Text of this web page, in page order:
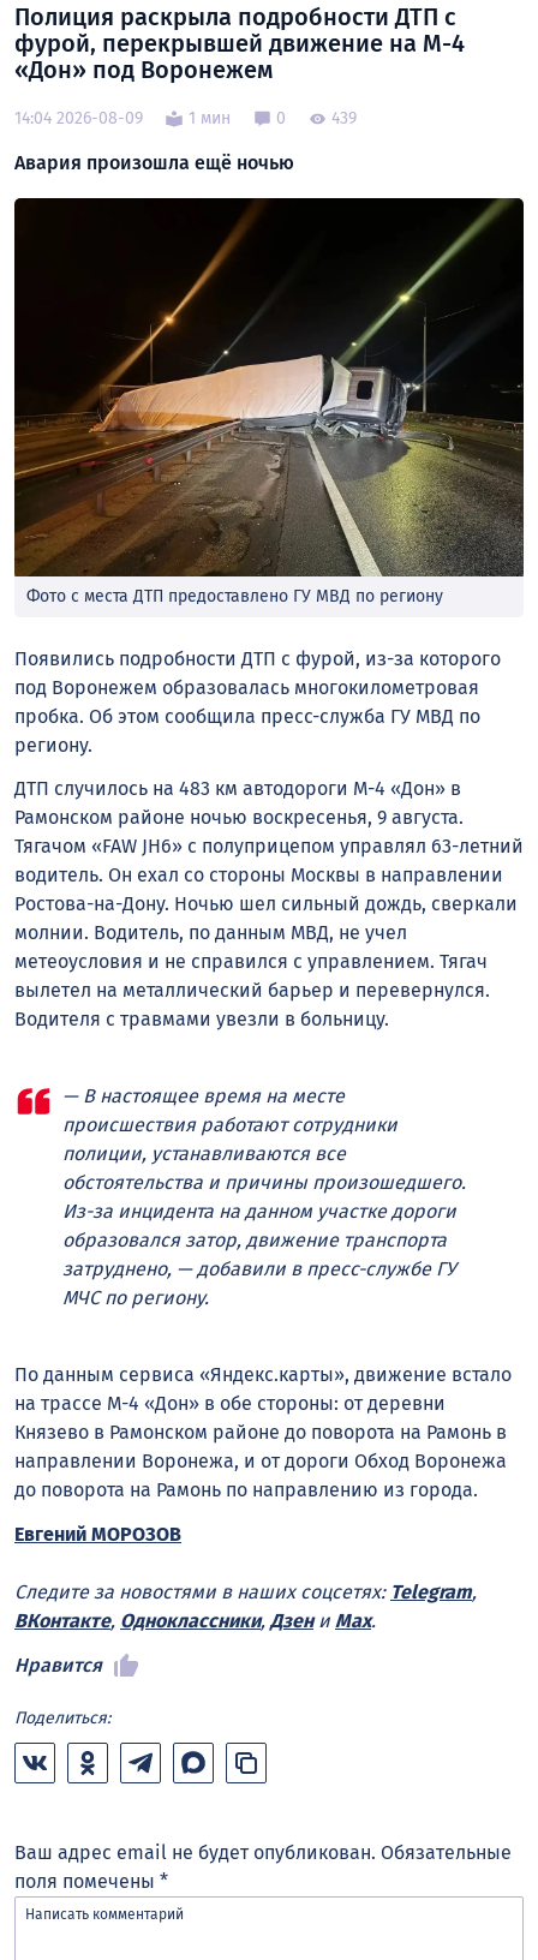
Полиция раскрыла подробности ДТП с
фурой, перекрывшей движение на М-4
«Дон» под Воронежем
14:04 2026-08-09 1 мин 0 439
Авария произошла ещё ночью
Фото с места ДТП предоставлено ГУ МВД по региону
Появились подробности ДТП с фурой, из-за которого
под Воронежем образовалась многокилометровая
пробка. Об этом сообщила пресс-служба ГУ МВД по
региону.
ДТП случилось на 483 км автодороги М-4 «Дон» в
Рамонском районе ночью воскресенья, 9 августа.
Тягачом «FAW JH6» с полуприцепом управлял 63-летний
водитель. Он ехал со стороны Москвы в направлении
Ростова-на-Дону. Ночью шел сильный дождь, сверкали
молнии. Водитель, по данным МВД, не учел
метеоусловия и не справился с управлением. Тягач
вылетел на металлический барьер и перевернулся.
Водителя с травмами увезли в больницу.
— В настоящее время на месте
происшествия работают сотрудники
полиции, устанавливаются все
обстоятельства и причины произошедшего.
Из-за инцидента на данном участке дороги
образовался затор, движение транспорта
затруднено, — добавили в пресс-службе ГУ
МЧС по региону.
По данным сервиса «Яндекс.карты», движение встало
на трассе М-4 «Дон» в обе стороны: от деревни
Князево в Рамонском районе до поворота на Рамонь в
направлении Воронежа, и от дороги Обход Воронежа
до поворота на Рамонь по направлению из города.
Евгений МОРОЗОВ
Следите за новостями в наших соцсетях: Telegram,
ВКонтакте, Одноклассники, Дзени Max.
Нравится
Поделиться:
Ваш адрес email не будет опубликован. Обязательные
поля помечены *